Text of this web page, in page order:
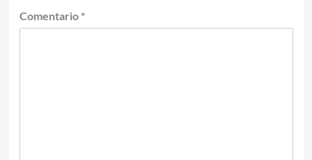
Comentario *